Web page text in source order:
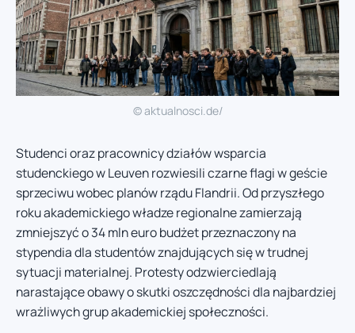
© aktualnosci.de/
Studenci oraz pracownicy działów wsparcia
studenckiego w Leuven rozwiesili czarne flagi w geście
sprzeciwu wobec planów rządu Flandrii. Od przyszłego
roku akademickiego władze regionalne zamierzają
zmniejszyć o 34 mln euro budżet przeznaczony na
stypendia dla studentów znajdujących się w trudnej
sytuacji materialnej. Protesty odzwierciedlają
narastające obawy o skutki oszczędności dla najbardziej
wrażliwych grup akademickiej społeczności.